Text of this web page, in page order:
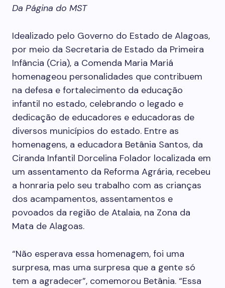
Da Página do MST
Idealizado pelo Governo do Estado de Alagoas,
por meio da Secretaria de Estado da Primeira
Infância (Cria), a Comenda Maria Mariá
homenageou personalidades que contribuem
na defesa e fortalecimento da educação
infantil no estado, celebrando o legado e
dedicação de educadores e educadoras de
diversos municípios do estado. Entre as
homenagens, a educadora Betânia Santos, da
Ciranda Infantil Dorcelina Folador localizada em
um assentamento da Reforma Agrária, recebeu
a honraria pelo seu trabalho com as crianças
dos acampamentos, assentamentos e
povoados da região de Atalaia, na Zona da
Mata de Alagoas.
“Não esperava essa homenagem, foi uma
surpresa, mas uma surpresa que a gente só
tem a agradecer”, comemorou Betânia. “Essa